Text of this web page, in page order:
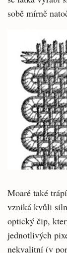
sobě mírně
Moaré také
vzniká kvůli
optický čip,
jednotlivých
nekvalitní (v